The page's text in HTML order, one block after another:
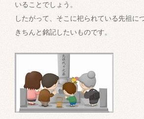
いることでしょう。
したがって、そこに祀られている先祖に
きちんと銘記したいものです。